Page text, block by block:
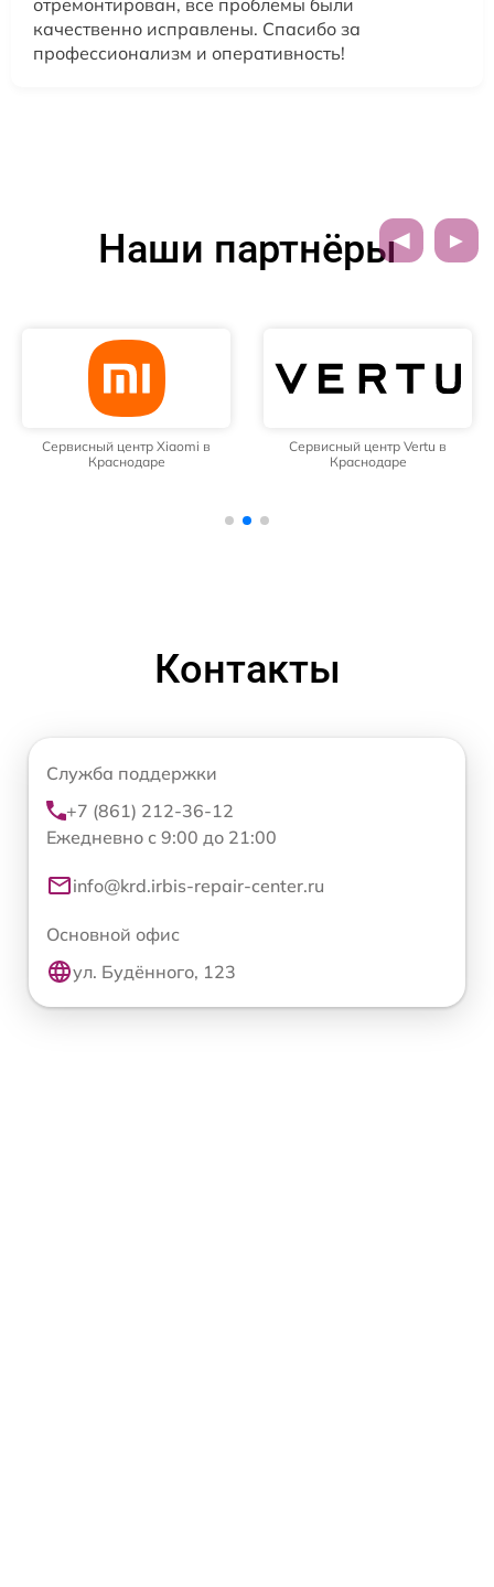
отремонтирован, все проблемы были
качественно исправлены. Спасибо за
профессионализм и оперативность!
Наши партнёры
Сервисный центр Xiaomi в
Краснодаре
Сервисный центр Vertu в
Краснодаре
Контакты
Служба поддержки
+7 (861) 212-36-12
Ежедневно с 9:00 до 21:00
info@krd.irbis-repair-center.ru
Основной офис
ул. Будённого, 123